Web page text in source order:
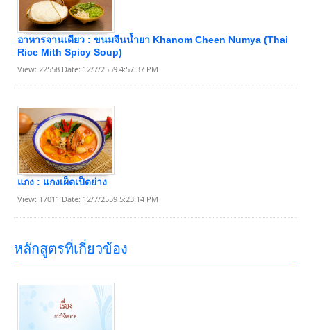
อาหารจานเดียว : ขนมจีนนํ้ายา Khanom Cheen Numya (Thai
Rice Mith Spicy Soup)
View: 22558 Date: 12/7/2559 4:57:37 PM
แกง : แกงเผ็ดเป็ดย่าง
View: 17011 Date: 12/7/2559 5:23:14 PM
หลักสูตรที่เกี่ยวข้อง